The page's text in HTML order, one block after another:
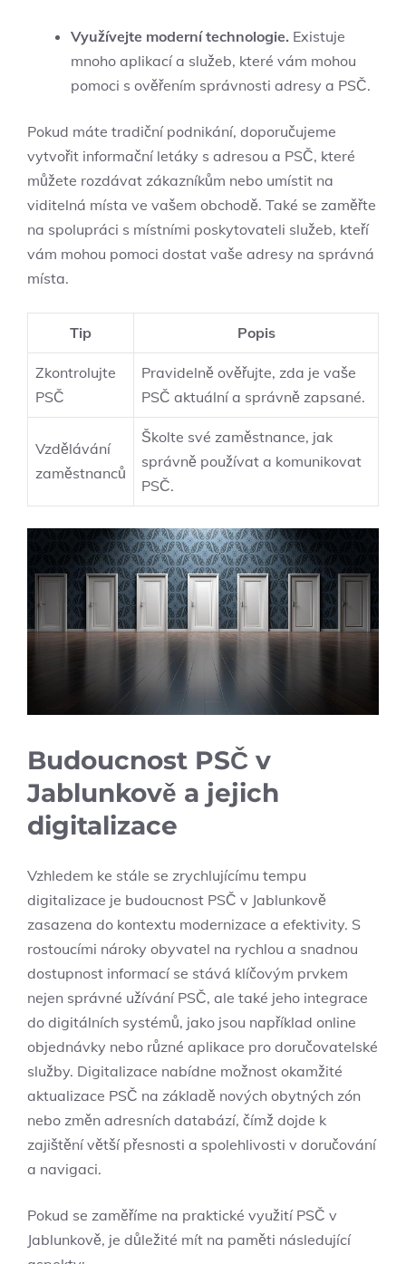
Využívejte moderní technologie. Existuje
mnoho aplikací a služeb, které vám mohou
pomoci s ověřením správnosti adresy a PSČ.
Pokud máte tradiční podnikání, doporučujeme
vytvořit informační letáky s adresou a PSČ, které
můžete rozdávat zákazníkům nebo umístit na
viditelná místa ve vašem obchodě. Také se zaměřte
na spolupráci s místními poskytovateli služeb, kteří
vám mohou pomoci dostat vaše adresy na správná
místa.
Tip Popis
Zkontrolujte
PSČ
Pravidelně ověřujte, zda je vaše
PSČ aktuální a správně zapsané.
Vzdělávání
zaměstnanců
Školte své zaměstnance, jak
správně používat a komunikovat
PSČ.
Budoucnost PSČ v
Jablunkově a jejich
digitalizace
Vzhledem ke stále se zrychlujícímu tempu
digitalizace je budoucnost PSČ v Jablunkově
zasazena do kontextu modernizace a efektivity. S
rostoucími nároky obyvatel na rychlou a snadnou
dostupnost informací se stává klíčovým prvkem
nejen správné užívání PSČ, ale také jeho integrace
do digitálních systémů, jako jsou například online
objednávky nebo různé aplikace pro doručovatelské
služby. Digitalizace nabídne možnost okamžité
aktualizace PSČ na základě nových obytných zón
nebo změn adresních databází, čímž dojde k
zajištění větší přesnosti a spolehlivosti v doručování
a navigaci.
Pokud se zaměříme na praktické využití PSČ v
Jablunkově, je důležité mít na paměti následující